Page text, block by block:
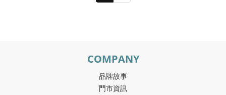
COMPANY
品牌故事
門市資訊